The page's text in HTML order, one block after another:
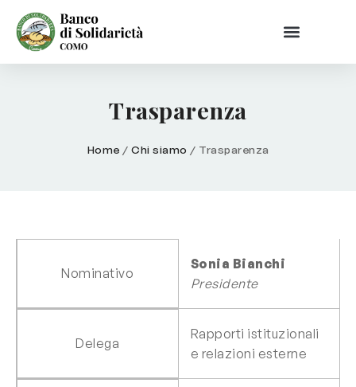
Trasparenza
Home / Chi siamo / Trasparenza
Nominativo
Sonia Bianchi
Presidente
Delega
Rapporti istituzionali
e relazioni esterne